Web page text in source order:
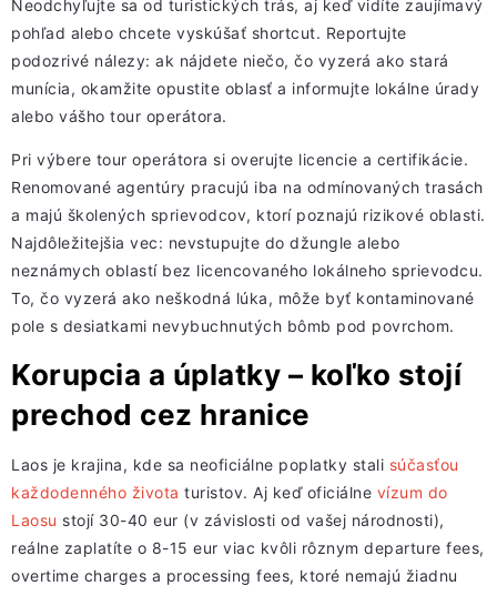
Neodchyľujte sa od turistických trás, aj keď vidíte zaujímavý
pohľad alebo chcete vyskúšať shortcut. Reportujte
podozrivé nálezy: ak nájdete niečo, čo vyzerá ako stará
munícia, okamžite opustite oblasť a informujte lokálne úrady
alebo vášho tour operátora.
Pri výbere tour operátora si overujte licencie a certifikácie.
Renomované agentúry pracujú iba na odmínovaných trasách
a majú školených sprievodcov, ktorí poznajú rizikové oblasti.
Najdôležitejšia vec: nevstupujte do džungle alebo
neznámych oblastí bez licencovaného lokálneho sprievodcu.
To, čo vyzerá ako neškodná lúka, môže byť kontaminované
pole s desiatkami nevybuchnutých bômb pod povrchom.
Korupcia a úplatky – koľko stojí
prechod cez hranice
Laos je krajina, kde sa neoficiálne poplatky stali súčasťou
každodenného života turistov. Aj keď oficiálne vízum do
Laosu stojí 30-40 eur (v závislosti od vašej národnosti),
reálne zaplatíte o 8-15 eur viac kvôli rôznym departure fees,
overtime charges a processing fees, ktoré nemajú žiadnu